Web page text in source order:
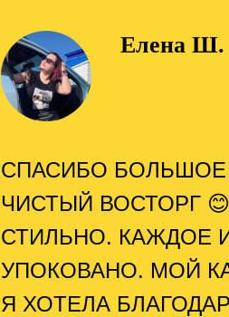
Елена Ш.
СПАСИБО БОЛЬШОЕ
ЧИСТЫЙ ВОСТОРГ
СТИЛЬНО. КАЖДОЕ
УПОКОВАНО. МОЙ
Я ХОТЕЛА